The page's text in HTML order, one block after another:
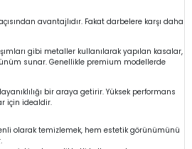
avantajlıdır. Fakat darbelere karşı daha
gibi metaller kullanılarak yapılan kasalar,
sunar. Genellikle premium modellerde
bir araya getirir. Yüksek performans
için idealdir.
olarak temizlemek, hem estetik görünümünü